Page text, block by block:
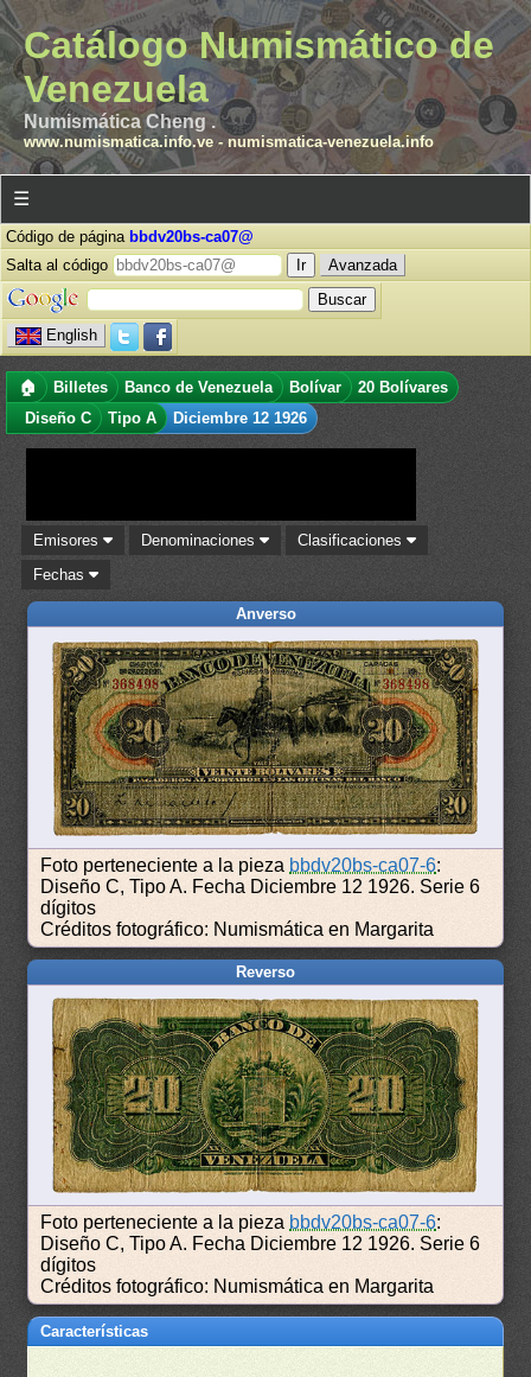
Catálogo Numismático de
Venezuela
Numismática Cheng .
www.numismatica.info.ve- numismatica-venezuela.info
☰
Código de página bbdv20bs-ca07@
Salta al código
Avanzada
English
🏠 Billetes Banco de Venezuela Bolívar
20 Bolívares
Diseño C
Tipo A Diciembre 12 1926
Emisores Denominaciones
Clasificaciones
Fechas
Anverso
Foto perteneciente a la pieza bbdv20bs-ca07-6:
Diseño C, Tipo A. Fecha Diciembre 12 1926. Serie 6
dígitos
Créditos fotográfico: Numismática en Margarita
Reverso
Foto perteneciente a la pieza bbdv20bs-ca07-6:
Diseño C, Tipo A. Fecha Diciembre 12 1926. Serie 6
dígitos
Créditos fotográfico: Numismática en Margarita
Características